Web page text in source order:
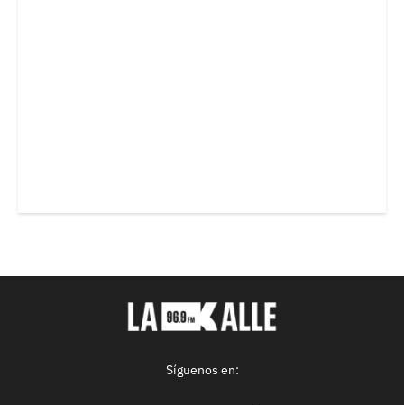
Síguenos en: